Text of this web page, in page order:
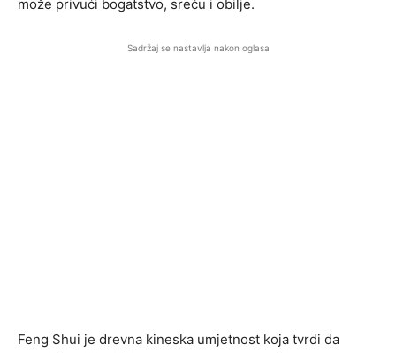
može privući bogatstvo, sreću i obilje.
Sadržaj se nastavlja nakon oglasa
Feng Shui je drevna kineska umjetnost koja tvrdi da